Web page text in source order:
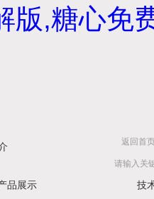
版,糖心免
返回首
品展示
技